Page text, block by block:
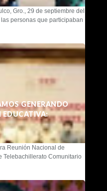
Gro., 29 de septiembre del
personas que participaban
GENERANDO
EDUCATIVA:
Reunión Nacional de
Telebachillerato Comunitario